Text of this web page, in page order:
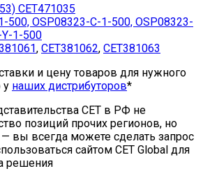
CET471035
500, OSP08323-C-1-500, OSP08323-
1-500
, CET381062, CET381063
и цену товаров для нужного
у наших дистрибуторов*
СЕТ в РФ не
позиций прочих регионов, но
вы всегда можете сделать запрос
сайтом СET Global для
решения